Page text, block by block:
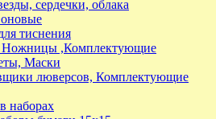
сердечки, облака
тиснения
Ножницы ,Комплектующие
Маски
люверсов, Комплектующие
наборах